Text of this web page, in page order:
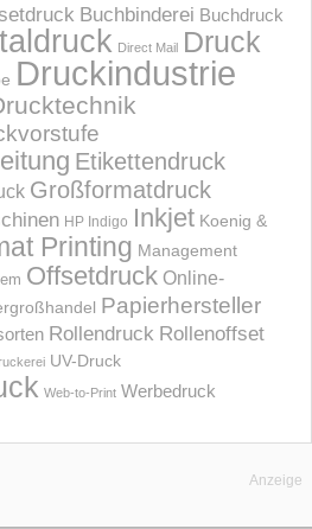
Buchbinderei Buchdruck
Direct Mail Druck
Druckindustrie
Etikettendruck
Großformatdruck
HP Indigo Inkjet Koenig &
Printing Management
Offsetdruck Online-
Papierhersteller
Rollendruck Rollenoffset
UV-Druck
Web-to-Print Werbedruck
Anzeige